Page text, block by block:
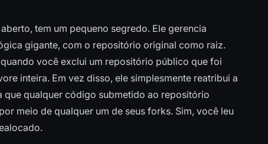
tem um pequeno segredo. Ele gerencia
gigante, com o repositório original como raiz.
você exclui um repositório público que foi
inteira. Em vez disso, ele simplesmente reatribui a
qualquer código submetido ao repositório
meio de qualquer um de seus forks. Sim, você leu